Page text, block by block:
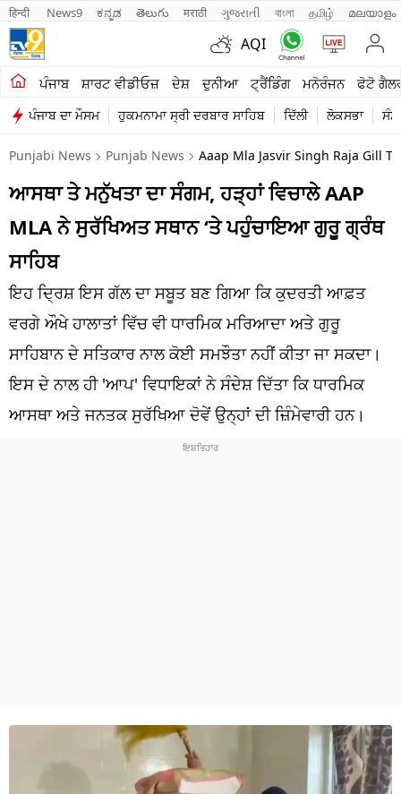
हिन्दी News9 ಕನ್ನಡ తెలుగు मराठी ગુજરાતી বাংলা தமிழ் മലയാളം
AQI
ਪੰਜਾਬ ਸ਼ਾਰਟ ਵੀਡੀਓਜ਼ ਦੇਸ਼ ਦੁਨੀਆ ਟ੍ਰੈਂਡਿੰਗ ਮਨੋਰੰਜਨ ਫੋਟੋ
ਪੰਜਾਬ ਦਾ ਮੌਸਮ ਹੁਕਮਨਾਮਾ ਸ੍ਰੀ ਦਰਬਾਰ ਸਾਹਿਬ ਦਿੱਲੀ ਲੋਕਸਭਾ
ਖੇਤੀਬਾੜੀ
ਸ਼ਾਰਟ ਵੀਡੀਓਜ਼
ਕਾਰੋਬਾਰ
ਕਰਿਅਰ
ਦੇਸ਼
ਲਾਈਫ ਸਟਾਈਲ
ਪੰਜਾਬ
ਧਰਮ
Punjabi News Punjab News Aaap Mla Jasvir Singh Raja Gill
ਆਸਥਾ ਤੇ ਮਨੁੱਖਤਾ ਦਾ ਸੰਗਮ, ਹੜ੍ਹਾਂ ਵਿਚਾਲੇ AAP
MLA ਨੇ ਸੁਰੱਖਿਅਤ ਸਥਾਨ ‘ਤੇ ਪਹੁੰਚਾਇਆ ਗੁਰੂ ਗ੍ਰੰਥ
ਸਾਹਿਬ
ਇਹ ਦ੍ਰਿਸ਼ ਇਸ ਗੱਲ ਦਾ ਸਬੂਤ ਬਣ ਗਿਆ ਕਿ ਕੁਦਰਤੀ ਆਫ਼ਤ
ਵਰਗੇ ਔਖੇ ਹਾਲਾਤਾਂ ਵਿੱਚ ਵੀ ਧਾਰਮਿਕ ਮਰਿਆਦਾ ਅਤੇ ਗੁਰੂ
ਸਾਹਿਬਾਨ ਦੇ ਸਤਿਕਾਰ ਨਾਲ ਕੋਈ ਸਮਝੌਤਾ ਨਹੀਂ ਕੀਤਾ ਜਾ ਸਕਦਾ।
ਇਸ ਦੇ ਨਾਲ ਹੀ 'ਆਪ' ਵਿਧਾਇਕਾਂ ਨੇ ਸੰਦੇਸ਼ ਦਿੱਤਾ ਕਿ ਧਾਰਮਿਕ
ਆਸਥਾ ਅਤੇ ਜਨਤਕ ਸੁਰੱਖਿਆ ਦੋਵੇਂ ਉਨ੍ਹਾਂ ਦੀ ਜ਼ਿੰਮੇਵਾਰੀ ਹਨ।